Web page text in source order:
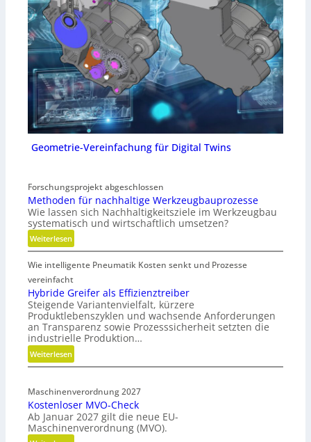
Geometrie-Vereinfachung für Digital Twins
Forschungsprojekt abgeschlossen
Methoden für nachhaltige Werkzeugbauprozesse
Wie lassen sich Nachhaltigkeitsziele im Werkzeugbau
systematisch und wirtschaftlich umsetzen?
Weiterlesen:
M
e
t
h
o
d
e
n
f
ü
n
a
h
Wie intelligente Pneumatik Kosten senkt und Prozesse
vereinfacht
Hybride Greifer als Effizienztreiber
Steigende Variantenvielfalt, kürzere
Produktlebenszyklen und wachsende Anforderungen
an Transparenz sowie Prozesssicherheit setzten die
industrielle Produktion…
Weiterlesen:
H
b
r
i
d
Maschinenverordnung 2027
Kostenloser MVO-Check
Ab Januar 2027 gilt die neue EU-
Maschinenverordnung (MVO).